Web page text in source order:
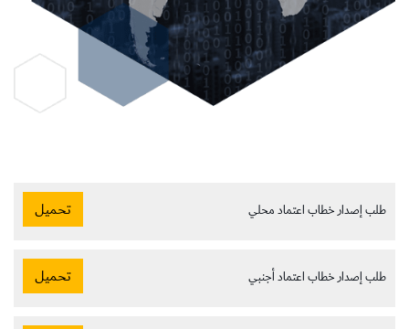
طلب إصدار خطاب اعتماد محلي تحميل
طلب إصدار خطاب اعتماد أجنبي تحميل